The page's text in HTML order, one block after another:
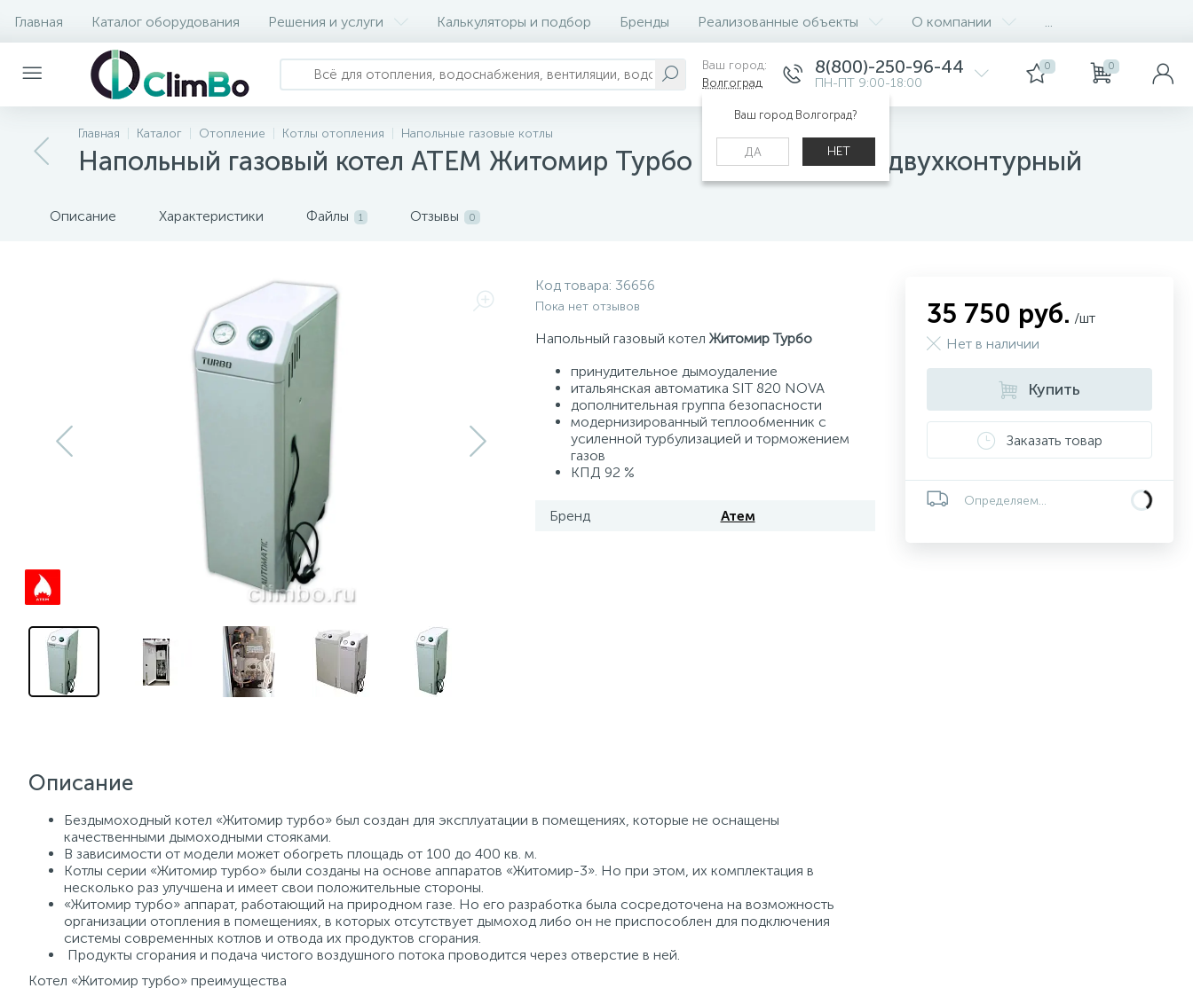
Главная Каталог оборудования Решения и услуги Калькуляторы и подбор Бренды Реализованные объекты О компании
Ваш город:
Волгоград
Ваш город Волгоград?
ДА НЕТ
8(800)-250-96-44
ПН-ПТ 9:00-18:00
0 0
Главная Каталог Отопление Котлы отопления Напольные газовые котлы
Напольный газовый котел АТЕМ Житомир Турбо КС-ГВ-012СН, двухконтурный
Описание Характеристики Файлы 1 Отзывы 0
Код товара: 36656
Пока нет отзывов
Напольный газовый котел Житомир Турбо
принудительное дымоудаление
итальянская автоматика SIT 820 NOVA
дополнительная группа безопасности
модернизированный теплообменник с
усиленной турбулизацией и торможением
газов
КПД 92 %
Бренд Атем
Описание
Бездымоходный котел «Житомир турбо» был создан для эксплуатации в помещениях, которые не оснащены
качественными дымоходными стояками.
В зависимости от модели может обогреть площадь от 100 до 400 кв. м.
Котлы серии «Житомир турбо» были созданы на основе аппаратов «Житомир-3». Но при этом, их комплектация в
несколько раз улучшена и имеет свои положительные стороны.
«Житомир турбо» аппарат, работающий на природном газе. Но его разработка была сосредоточена на возможность
организации отопления в помещениях, в которых отсутствует дымоход либо он не приспособлен для подключения
системы современных котлов и отвода их продуктов сгорания.
Продукты сгорания и подача чистого воздушного потока проводится через отверстие в ней.
Котел «Житомир турбо» преимущества
35 750 руб. /шт
Нет в наличии
Купить
Заказать товар
Определяем...